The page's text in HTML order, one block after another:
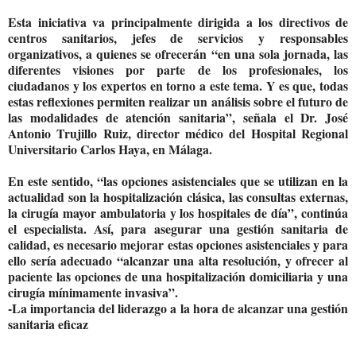
Esta iniciativa va principalmente dirigida a los directivos de
centros sanitarios, jefes de servicios y responsables
organizativos, a quienes se ofrecerán “en una sola jornada, las
diferentes visiones por parte de los profesionales, los
ciudadanos y los expertos en torno a este tema. Y es que, todas
estas reflexiones permiten realizar un análisis sobre el futuro de
las modalidades de atención sanitaria”, señala el Dr. José
Antonio Trujillo Ruiz, director médico del Hospital Regional
Universitario Carlos Haya, en Málaga.
En este sentido, “las opciones asistenciales que se utilizan en la
actualidad son la hospitalización clásica, las consultas externas,
la cirugía mayor ambulatoria y los hospitales de día”, continúa
el especialista. Así, para asegurar una gestión sanitaria de
calidad, es necesario mejorar estas opciones asistenciales y para
ello sería adecuado “alcanzar una alta resolución, y ofrecer al
paciente las opciones de una hospitalización domiciliaria y una
cirugía mínimamente invasiva”.
-La importancia del liderazgo a la hora de alcanzar una gestión
sanitaria eficaz